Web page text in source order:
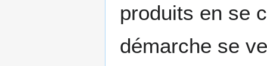
produits en se
démarche se